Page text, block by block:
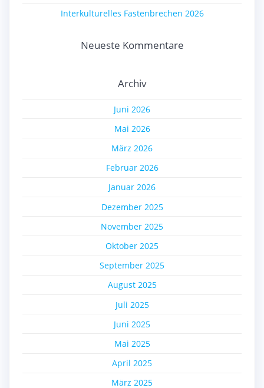
Interkulturelles Fastenbrechen 2026
Neueste Kommentare
Archiv
Juni 2026
Mai 2026
März 2026
Februar 2026
Januar 2026
Dezember 2025
November 2025
Oktober 2025
September 2025
August 2025
Juli 2025
Juni 2025
Mai 2025
April 2025
März 2025